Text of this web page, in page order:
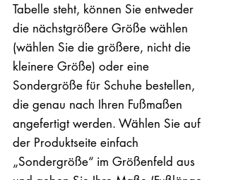
Tabelle steht, können Sie entweder
die nächstgrößere Größe wählen
(wählen Sie die größere, nicht die
kleinere Größe) oder eine
Sondergröße für Schuhe bestellen,
die genau nach Ihren Fußmaßen
angefertigt werden. Wählen Sie auf
der Produktseite einfach
„Sondergröße“ im Größenfeld aus